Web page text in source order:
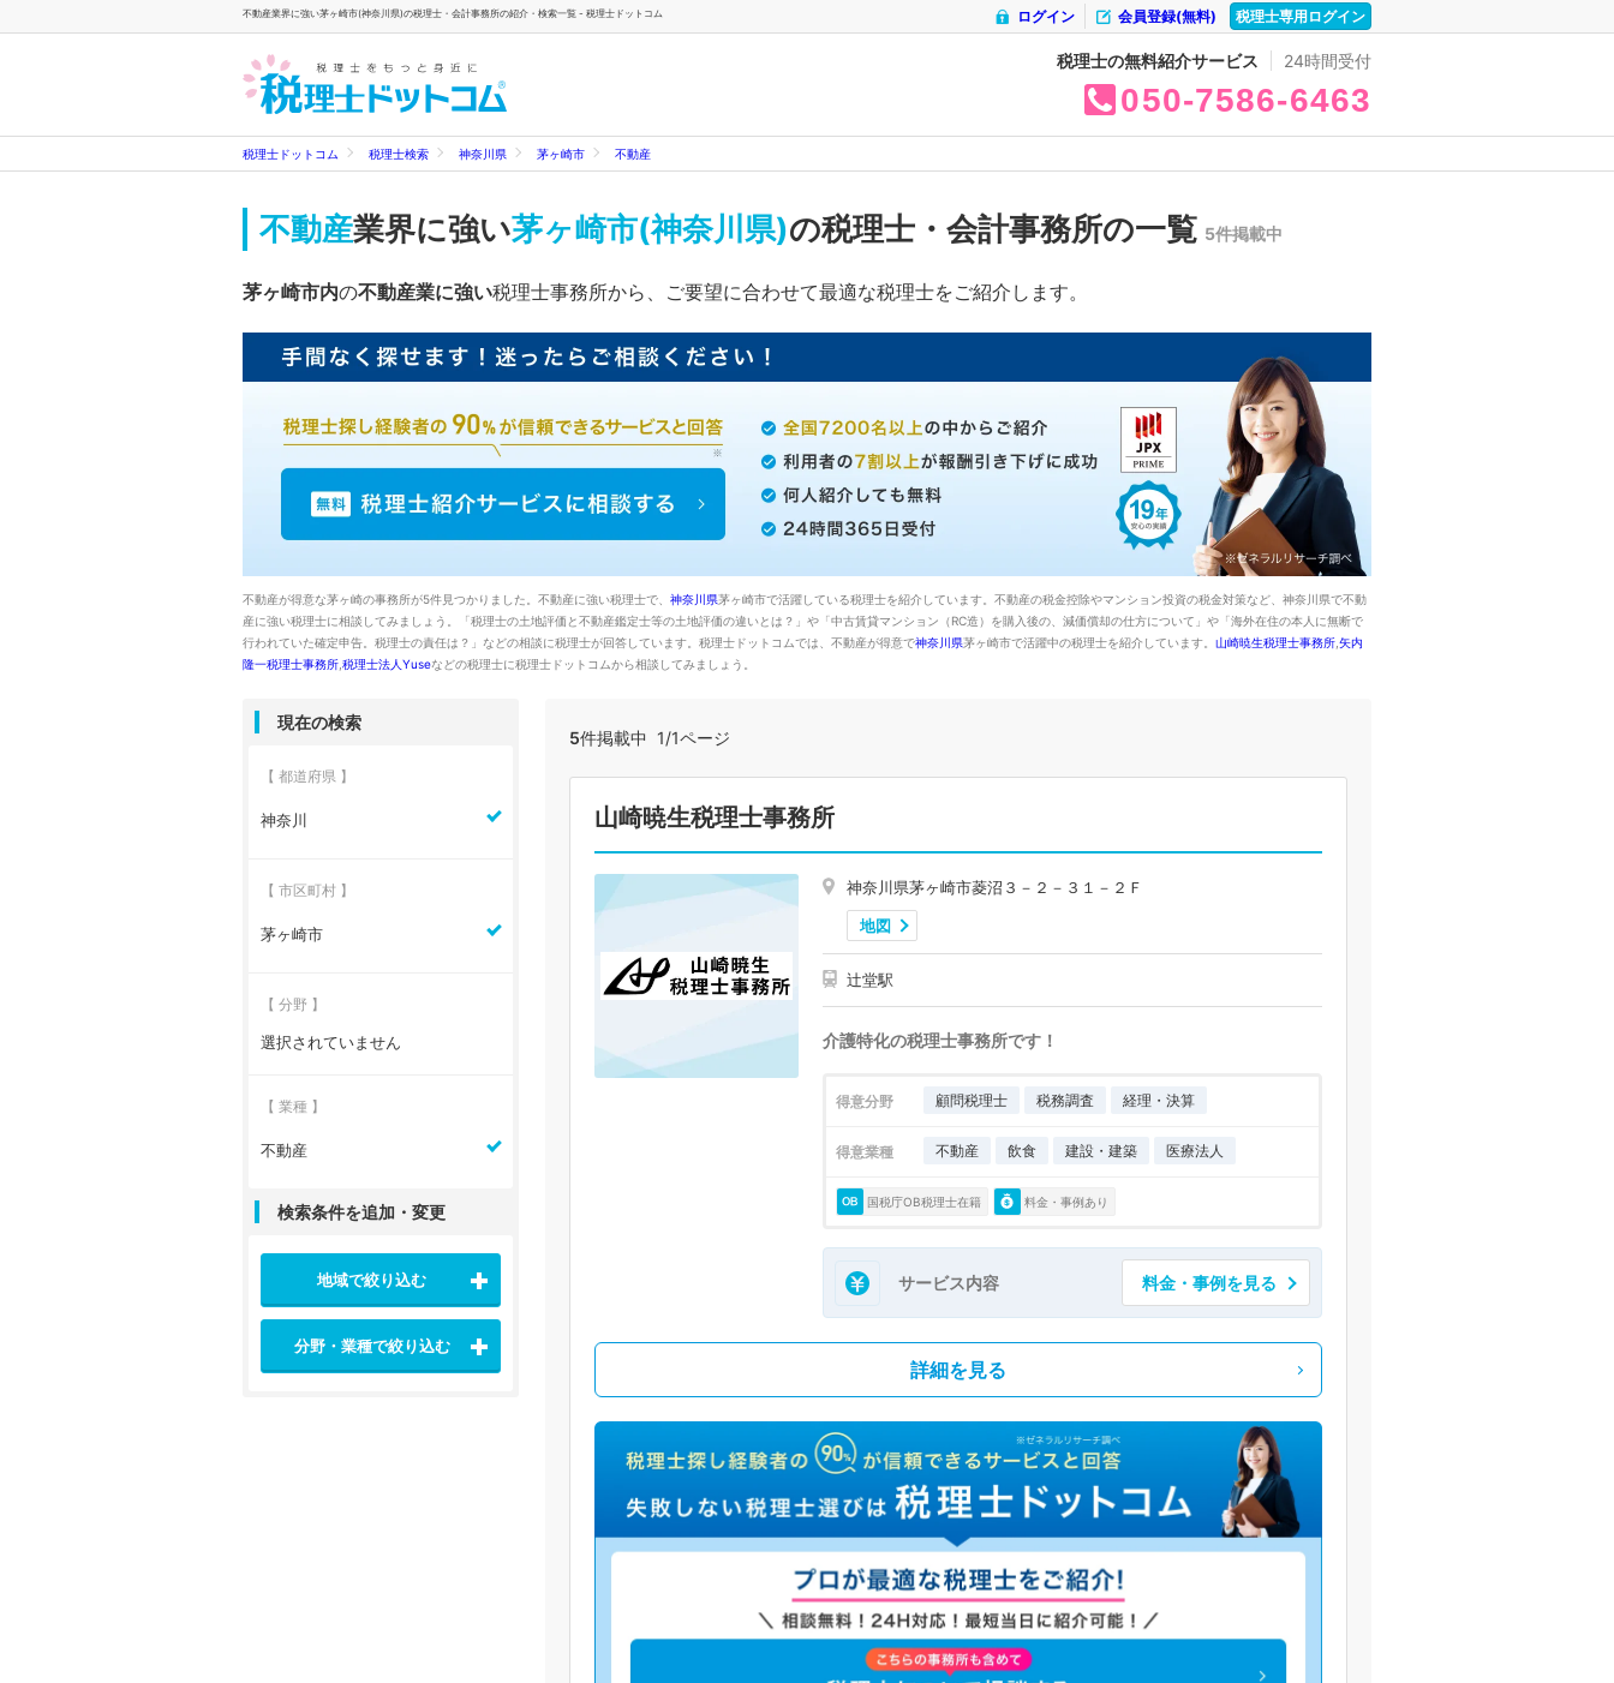
不動産業界に強い茅ヶ崎市(神奈川県)の税理士・会計事務所の紹介・検索一覧 - 税理士ドットコム 税理士専用ログイン
会員登録(無料)
ログイン
税理士の無料紹介サービス 24時間受付
050 7586 6463
税理士ドットコム 税理士検索 神奈川県 茅ヶ崎市 不動産
不動産業界に強い茅ヶ崎市(神奈川県)の税理士・会計事務所の一覧 5件掲載中
茅ヶ崎市内の不動産業に強い税理士事務所から、ご要望に合わせて最適な税理士をご紹介します。
不動産が得意な茅ヶ崎の事務所が5件見つかりました。不動産に強い税理士で、 神奈川県茅ヶ崎市で活躍している税理士を紹介しています。不動産の税金控除やマンション投資の税金対策など、神奈川県で不動
産に強い税理士に相談してみましょう。「税理士の土地評価と不動産鑑定士等の土地評価の違いとは？」や「中古賃貸マンション（RC造）を購入後の、減価償却の仕方について」や「海外在住の本人に無断で
行われていた確定申告。税理士の責任は？」などの相談に税理士が回答しています。税理士ドットコムでは、不動産が得意で神奈川県茅ヶ崎市で活躍中の税理士を紹介しています。 山崎暁生税理士事務所 矢内
隆一税理士事務所 税理士法人Yuseなどの税理士に税理士ドットコムから相談してみましょう。
5件掲載中 1/1ページ
山崎暁生税理士事務所
神奈川県茅ヶ崎市菱沼３－２－３１－２Ｆ
地図
辻堂駅
介護特化の税理士事務所です！
得意分野 顧問税理士 税務調査 経理・決算
得意業種 不動産 飲食 建設・建築 医療法人
国税庁OB税理士在籍 料金・事例あり
サービス内容 料金・事例を見る
詳細を見る
現在の検索
【 都道府県 】
神奈川
【 市区町村 】
茅ヶ崎市
【 分野 】
選択されていません
【 業種 】
不動産
検索条件を追加・変更
地域で絞り込む
分野・業種で絞り込む